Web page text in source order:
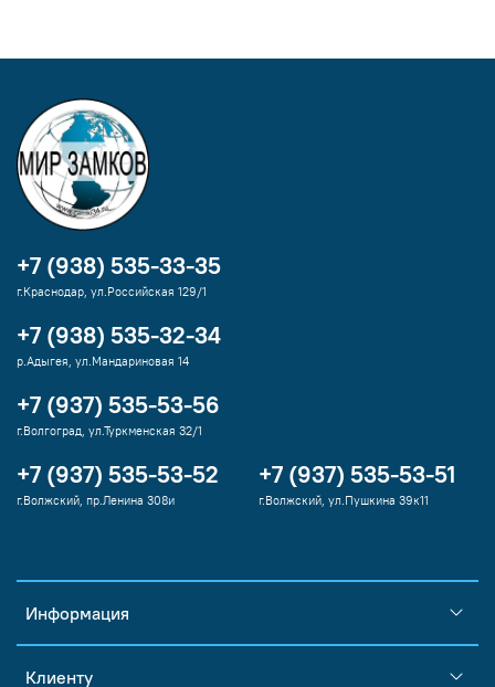
Информация
Клиенту
+7 (938) 535-33-35
г.Краснодар, ул.Российская 129/1
+7 (938) 535-32-34
р.Адыгея, ул.Мандариновая 14
+7 (937) 535-53-56
г.Волгоград, ул.Туркменская 32/1
+7 (937) 535-53-52
г.Волжский, пр.Ленина 308и
+7 (937) 535-53-51
г.Волжский, ул.Пушкина 39к11